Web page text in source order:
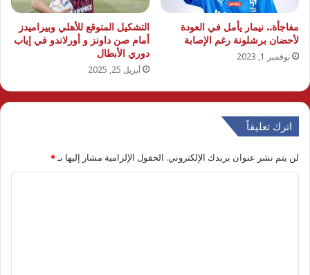
مفاجأة.. نيمار يأمل في العودة
لأحضان برشلونة رغم الإصابة
نوفمبر 1, 2023
التشكيل المتوقع للأهلي وبيراميدز
أمام صن داونز و أورلاندو في إياب
دوري الأبطال
أبريل 25, 2025
اترك تعليقاً
لن يتم نشر عنوان بريدك الإلكتروني. الحقول الإلزامية مشار إليها بـ*